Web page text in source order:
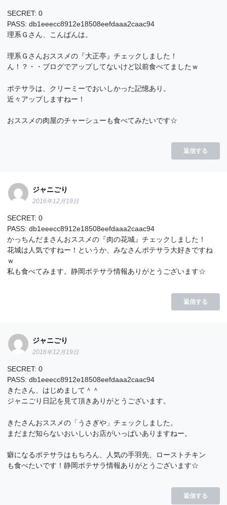
SECRET: 0
PASS: db1eeecc8912e18508eefdaaa2caac94
理系Ｇさん、こんばんは。
理系Ｇさんおススメの『大正亭』チェックしました！
ん！？・・ブログでアップしてないけど以前食べてましたｗ
ポテサラは、クリーミーでおいしかった記憶あり。
近々アップしますねー！
おススメの肉屋のチャーシューも食べてみたいです☆
返信する
ジャニごり
2016年12月19日
SECRET: 0
PASS: db1eeecc8912e18508eefdaaa2caac94
かっちんだまさんおススメの『肉の花城』チェックしました！
花城は人気ですねー！というか、みなさんポテサラ大好きですね
ｗ
私も食べてみます。静岡ポテサラ情報ありがとうございます☆
返信する
ジャニごり
2016年12月19日
SECRET: 0
PASS: db1eeecc8912e18508eefdaaa2caac94
きたさん、はじめまして＾＾
ジャニごり日記を見て頂きありがとうございます。
きたさんおススメの「うさぎや」チェックしました。
まだまだ知らないおいしいお店がいっぱいありますねー。
癖になるポテサラはもちろん、人気の手羽先、ローストチキン
も食べたいです！静岡ポテサラ情報ありがとうございます☆
返信する